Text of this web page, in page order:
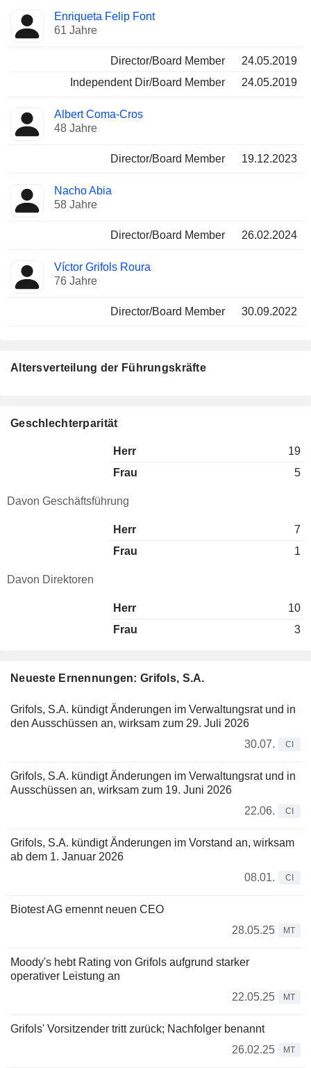
Enriqueta Felip Font
61 Jahre
Director/Board Member
24.05.2019
Independent Dir/Board Member
24.05.2019
Albert Coma-Cros
48 Jahre
Director/Board Member 19.12.2023
Nacho Abia
58 Jahre
Director/Board Member 26.02.2024
Víctor Grifols Roura
76 Jahre
Director/Board Member 30.09.2022
Neueste Ernennungen: Grifols, S.A.
Grifols, S.A. kündigt Änderungen im Verwaltungsrat und in
den Ausschüssen an, wirksam zum 29. Juli 2026
30.07.
CI
Grifols, S.A. kündigt Änderungen im Verwaltungsrat und in
Ausschüssen an, wirksam zum 19. Juni 2026
22.06.
CI
Grifols, S.A. kündigt Änderungen im Vorstand an, wirksam
ab dem 1. Januar 2026
08.01.
CI
Biotest AG ernennt neuen CEO
28.05.25
MT
Moody's hebt Rating von Grifols aufgrund starker
operativer Leistung an
22.05.25
MT
Grifols' Vorsitzender tritt zurück; Nachfolger benannt
26.02.25
MT
Altersverteilung der Führungskräfte
Geschlechterparität
Herr
19
Frau
5
Davon Geschäftsführung
Herr
7
Frau
1
Davon Direktoren
Herr
10
Frau
3